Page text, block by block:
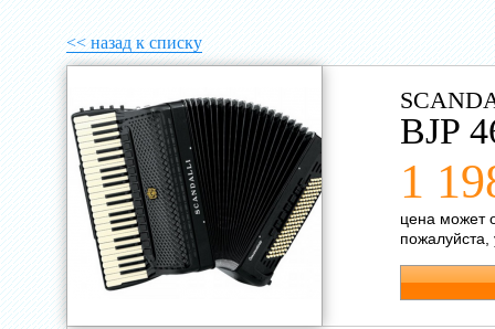
<< назад к списку
BJP
1
цена может
пожалуйста,